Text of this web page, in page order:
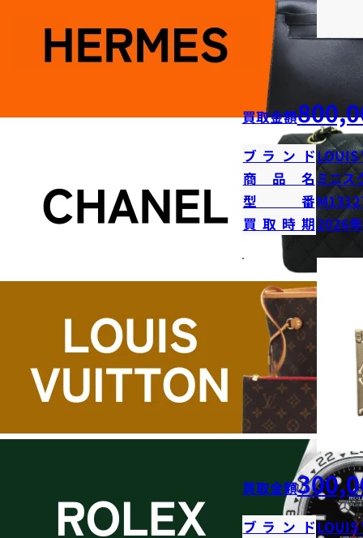
買取金額
ブランドLOUIS
商品名ミニス
型番
買取時期2026
買取金額
ブランドLOUIS